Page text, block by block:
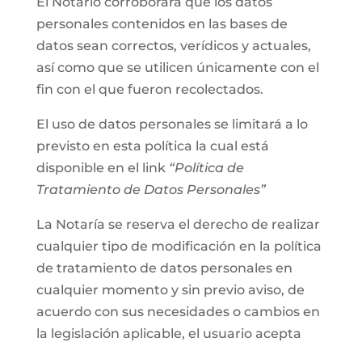
personales contenidos en las bases de
datos sean correctos, verídicos y actuales,
así como que se utilicen únicamente con el
fin con el que fueron recolectados.
El uso de datos personales se limitará a lo
previsto en esta política la cual está
disponible en el link “Política de
Tratamiento de Datos Personales”
La Notaría se reserva el derecho de realizar
cualquier tipo de modificación en la política
de tratamiento de datos personales en
cualquier momento y sin previo aviso, de
acuerdo con sus necesidades o cambios en
la legislación aplicable, el usuario acepta